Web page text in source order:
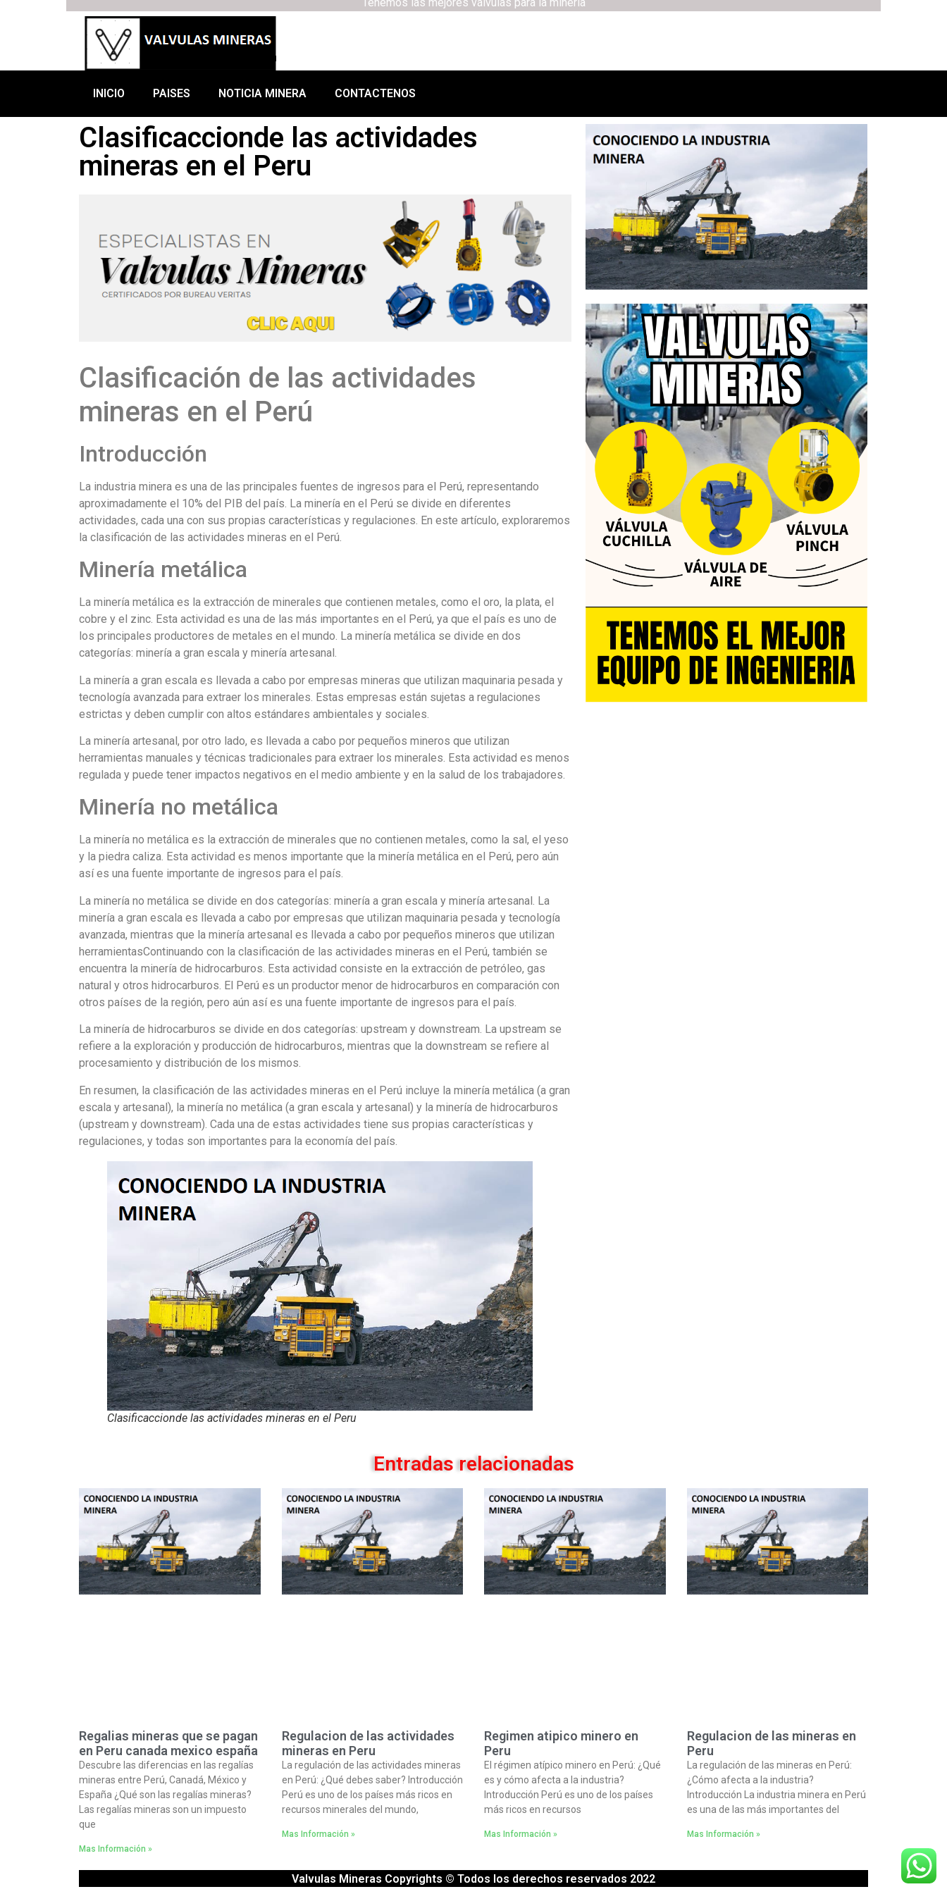
INICIO PAISES NOTICIA MINERA CONTACTENOS
Clasificaccionde las actividades
mineras en el Peru
Clasificación de las actividades
mineras en el Perú
Introducción
La industria minera es una de las principales fuentes de ingresos para el Perú, representando
aproximadamente el 10% del PIB del país. La minería en el Perú se divide en diferentes
actividades, cada una con sus propias características y regulaciones. En este artículo, exploraremos
la clasificación de las actividades mineras en el Perú.
Minería metálica
La minería metálica es la extracción de minerales que contienen metales, como el oro, la plata, el
cobre y el zinc. Esta actividad es una de las más importantes en el Perú, ya que el país es uno de
los principales productores de metales en el mundo. La minería metálica se divide en dos
categorías: minería a gran escala y minería artesanal.
La minería a gran escala es llevada a cabo por empresas mineras que utilizan maquinaria pesada y
tecnología avanzada para extraer los minerales. Estas empresas están sujetas a regulaciones
estrictas y deben cumplir con altos estándares ambientales y sociales.
La minería artesanal, por otro lado, es llevada a cabo por pequeños mineros que utilizan
herramientas manuales y técnicas tradicionales para extraer los minerales. Esta actividad es menos
regulada y puede tener impactos negativos en el medio ambiente y en la salud de los trabajadores.
Minería no metálica
La minería no metálica es la extracción de minerales que no contienen metales, como la sal, el yeso
y la piedra caliza. Esta actividad es menos importante que la minería metálica en el Perú, pero aún
así es una fuente importante de ingresos para el país.
La minería no metálica se divide en dos categorías: minería a gran escala y minería artesanal. La
minería a gran escala es llevada a cabo por empresas que utilizan maquinaria pesada y tecnología
avanzada, mientras que la minería artesanal es llevada a cabo por pequeños mineros que utilizan
herramientasContinuando con la clasificación de las actividades mineras en el Perú, también se
encuentra la minería de hidrocarburos. Esta actividad consiste en la extracción de petróleo, gas
natural y otros hidrocarburos. El Perú es un productor menor de hidrocarburos en comparación con
otros países de la región, pero aún así es una fuente importante de ingresos para el país.
La minería de hidrocarburos se divide en dos categorías: upstream y downstream. La upstream se
refiere a la exploración y producción de hidrocarburos, mientras que la downstream se refiere al
procesamiento y distribución de los mismos.
En resumen, la clasificación de las actividades mineras en el Perú incluye la minería metálica (a gran
escala y artesanal), la minería no metálica (a gran escala y artesanal) y la minería de hidrocarburos
(upstream y downstream). Cada una de estas actividades tiene sus propias características y
regulaciones, y todas son importantes para la economía del país.
Clasificaccionde las actividades mineras en el Peru
Entradas relacionadas
Regalias mineras que se pagan
en Peru canada mexico españa
Descubre las diferencias en las regalías
mineras entre Perú, Canadá, México y
España ¿Qué son las regalías mineras?
Las regalías mineras son un impuesto
que
Mas Información »
Regulacion de las actividades
mineras en Peru
La regulación de las actividades mineras
en Perú: ¿Qué debes saber? Introducción
Perú es uno de los países más ricos en
recursos minerales del mundo,
Mas Información »
Regimen atipico minero en
Peru
El régimen atípico minero en Perú: ¿Qué
es y cómo afecta a la industria?
Introducción Perú es uno de los países
más ricos en recursos
Mas Información »
Regulacion de las mineras en
Peru
La regulación de las mineras en Perú:
¿Cómo afecta a la industria?
Introducción La industria minera en Perú
es una de las más importantes del
Mas Información »
Valvulas Mineras Copyrights © Todos los derechos reservados 2022